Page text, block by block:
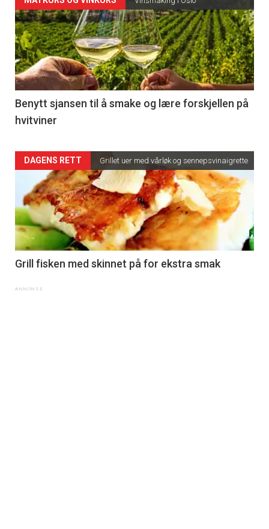
-
section
23
Right
Benytt sjansen til å smake og lære forskjellen på
hvitviner
DAGENS RETT Grillet uer med vårløk og sennepsvinaigrette
Grill fisken med skinnet på for ekstra smak